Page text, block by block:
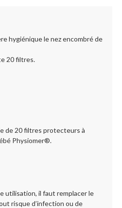
hygiénique le nez encombré de
20 filtres.
de 20 filtres protecteurs à
Physiomer®.
utilisation, il faut remplacer le
risque d’infection ou de